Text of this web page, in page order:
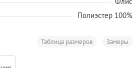
Полиэстер 100%
Замеры
Таблица размеров